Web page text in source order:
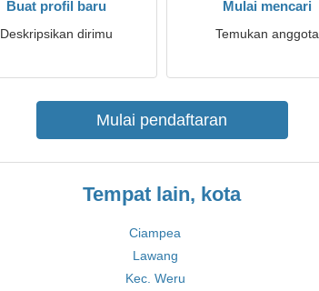
Buat profil baru
Deskripsikan dirimu
Mulai mencari
Temukan anggota
Mulai pendaftaran
Tempat lain, kota
Ciampea
Lawang
Kec. Weru